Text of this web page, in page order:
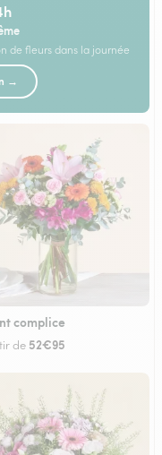
de fleurs dans la journée
→
complice
de 52€95